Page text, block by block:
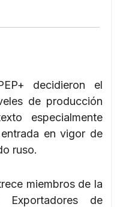
decidieron el
de producción
especialmente
en vigor de
ruso.
miembros de la
Exportadores de